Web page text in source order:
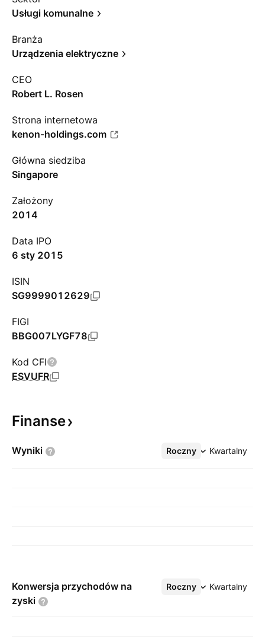
Usługi komunalne
Branża
Urządzenia elektryczne
CEO
Robert L. Rosen
Strona internetowa
kenon-holdings.com
Główna siedziba
Singapore
Założony
2014
Data IPO
6 sty 2015
ISIN
SG9999012629
FIGI
BBG007LYGF78
Kod CFI
ESVUFR
Finanse
Wyniki Roczny Kwartalny
Więcej
Konwersja przychodów na
zyski
Roczny Kwartalny
Więcej